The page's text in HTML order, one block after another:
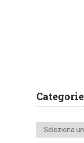
Categorie
Categorie